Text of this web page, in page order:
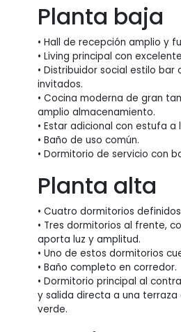
Planta baja
• Hall de recepción amplio y
• Living principal con
• Distribuidor social estilo
invitados.
• Cocina moderna de gran
amplio almacenamiento.
• Estar adicional con estufa
• Baño de uso común.
• Dormitorio de servicio con
Planta alta
• Cuatro dormitorios
• Tres dormitorios al frente,
aporta luz y amplitud.
• Uno de estos dormitorios
• Baño completo en corredor.
• Dormitorio principal al
y salida directa a una
verde.